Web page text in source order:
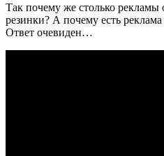
Так почему же столько рекламы
резинки? А почему есть
Ответ очевиден…